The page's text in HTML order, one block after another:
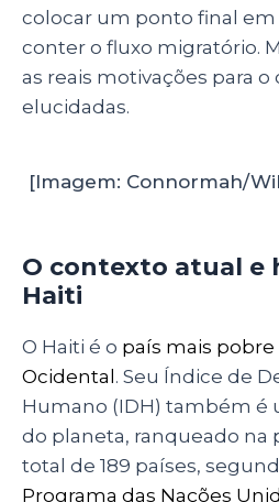
colocar um ponto final em
conter o fluxo migratório.
as reais motivações para
elucidadas.
[Imagem: Connormah/
O contexto atual e
Haiti
O Haiti é o país mais
Ocidental . Seu Índice de
Humano (IDH) também é
do planeta, ranqueado na
total de 189 países,
Programa das Nações